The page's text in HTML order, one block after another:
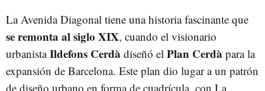
La Avenida Diagonal tiene una historia fascinante que
se remonta al siglo XIX, cuando el visionario
urbanistaIldefons Cerdà diseñó el Plan Cerdà para la
expansión de Barcelona. Este plan dio lugar a un patrón
de diseño urbano en forma de cuadrícula, con La